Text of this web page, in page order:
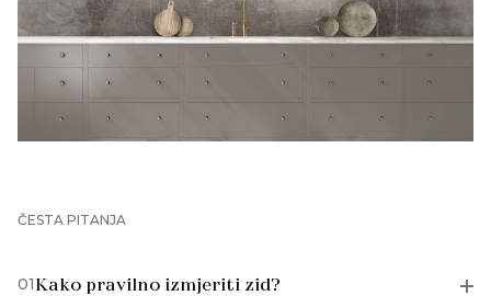
ČESTA PITANJA
01Kako pravilno izmjeriti zid?